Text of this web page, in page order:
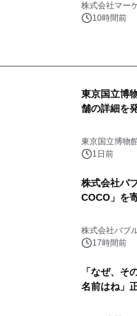
株式会社マー
10時間前
東京国立博
舗の詳細を
東京国立博物
1日前
株式会社バ
COCO」を
株式会社バブ
17時間前
「なぜ、
名前はね」